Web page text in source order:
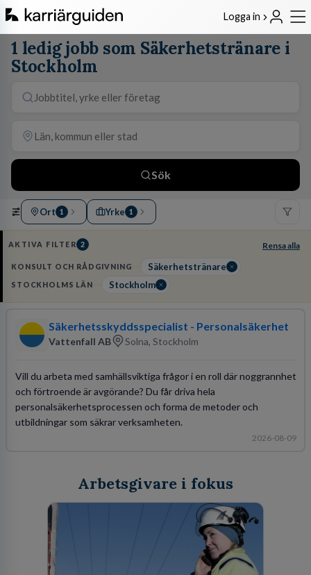
Logga in
1 ledig jobb som Säkerhetstränare i
Stockholm
Sök
Ort 1 Yrke 1
AKTIVA FILTER 2 Rensa alla
KONSULT OCH RÅDGIVNING Säkerhetstränare
STOCKHOLMS LÄN Stockholm
Säkerhetsskyddsspecialist - Personalsäkerhet
Vattenfall AB Solna, Stockholm
Vill du arbeta med samhällsviktiga frågor i en roll där noggrannhet
och förtroende är avgörande? Du får driva hela
personalsäkerhetsprocessen och forma de metoder och
utbildningar som säkrar verksamheten.
2026-08-09
Arbetsgivare i fokus